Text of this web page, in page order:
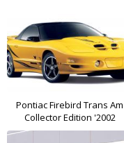
Pontiac Firebird Trans Am
Collector Edition '2002